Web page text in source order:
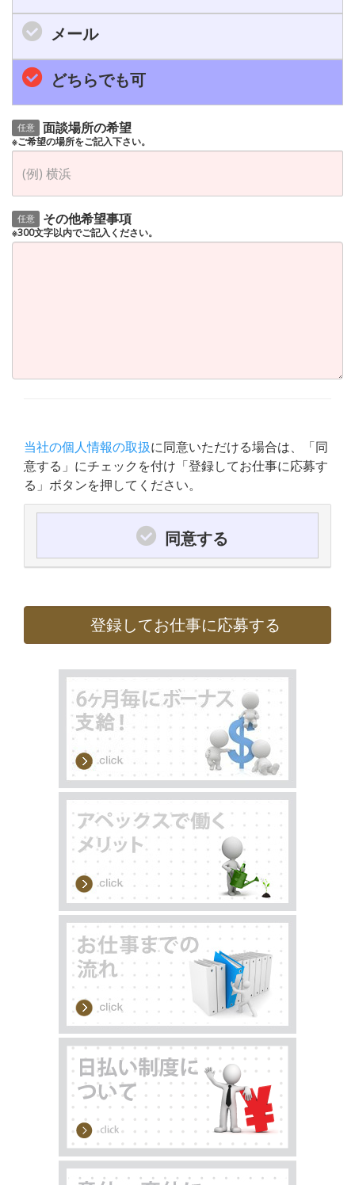
メール
どちらでも可
任意 面談場所の希望
※ご希望の場所をご記入下さい。
任意 その他希望事項
※300文字以内でご記入ください。
当社の個人情報の取扱に同意いただける場合は、「同
意する」にチェックを付け「登録してお仕事に応募す
る」ボタンを押してください。
同意する